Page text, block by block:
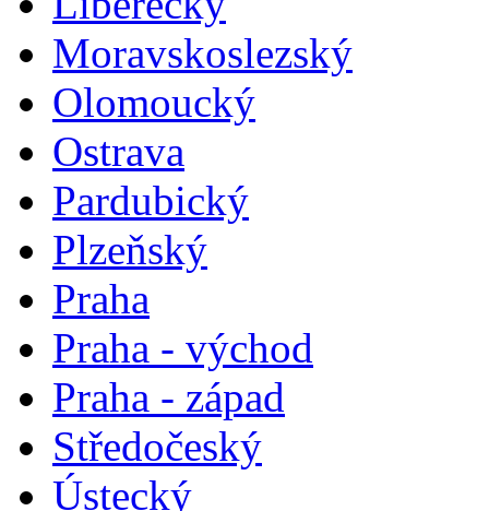
Moravskoslezský
Olomoucký
Ostrava
Pardubický
Plzeňský
Praha
Praha - východ
Praha - západ
Středočeský
Ústecký